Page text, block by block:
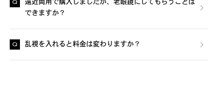
遠近両用で購入しましたが、老眼鏡にしてもらうことは
できますか？
乱視を入れると料金は変わりますか？